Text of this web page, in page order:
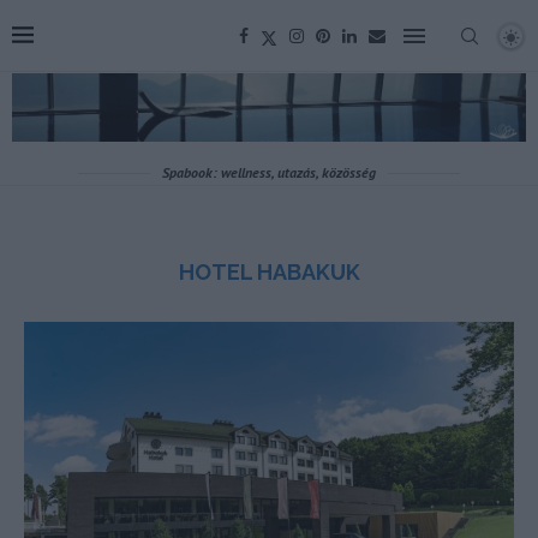
Spabook: wellness, utazás, közösség
HOTEL HABAKUK